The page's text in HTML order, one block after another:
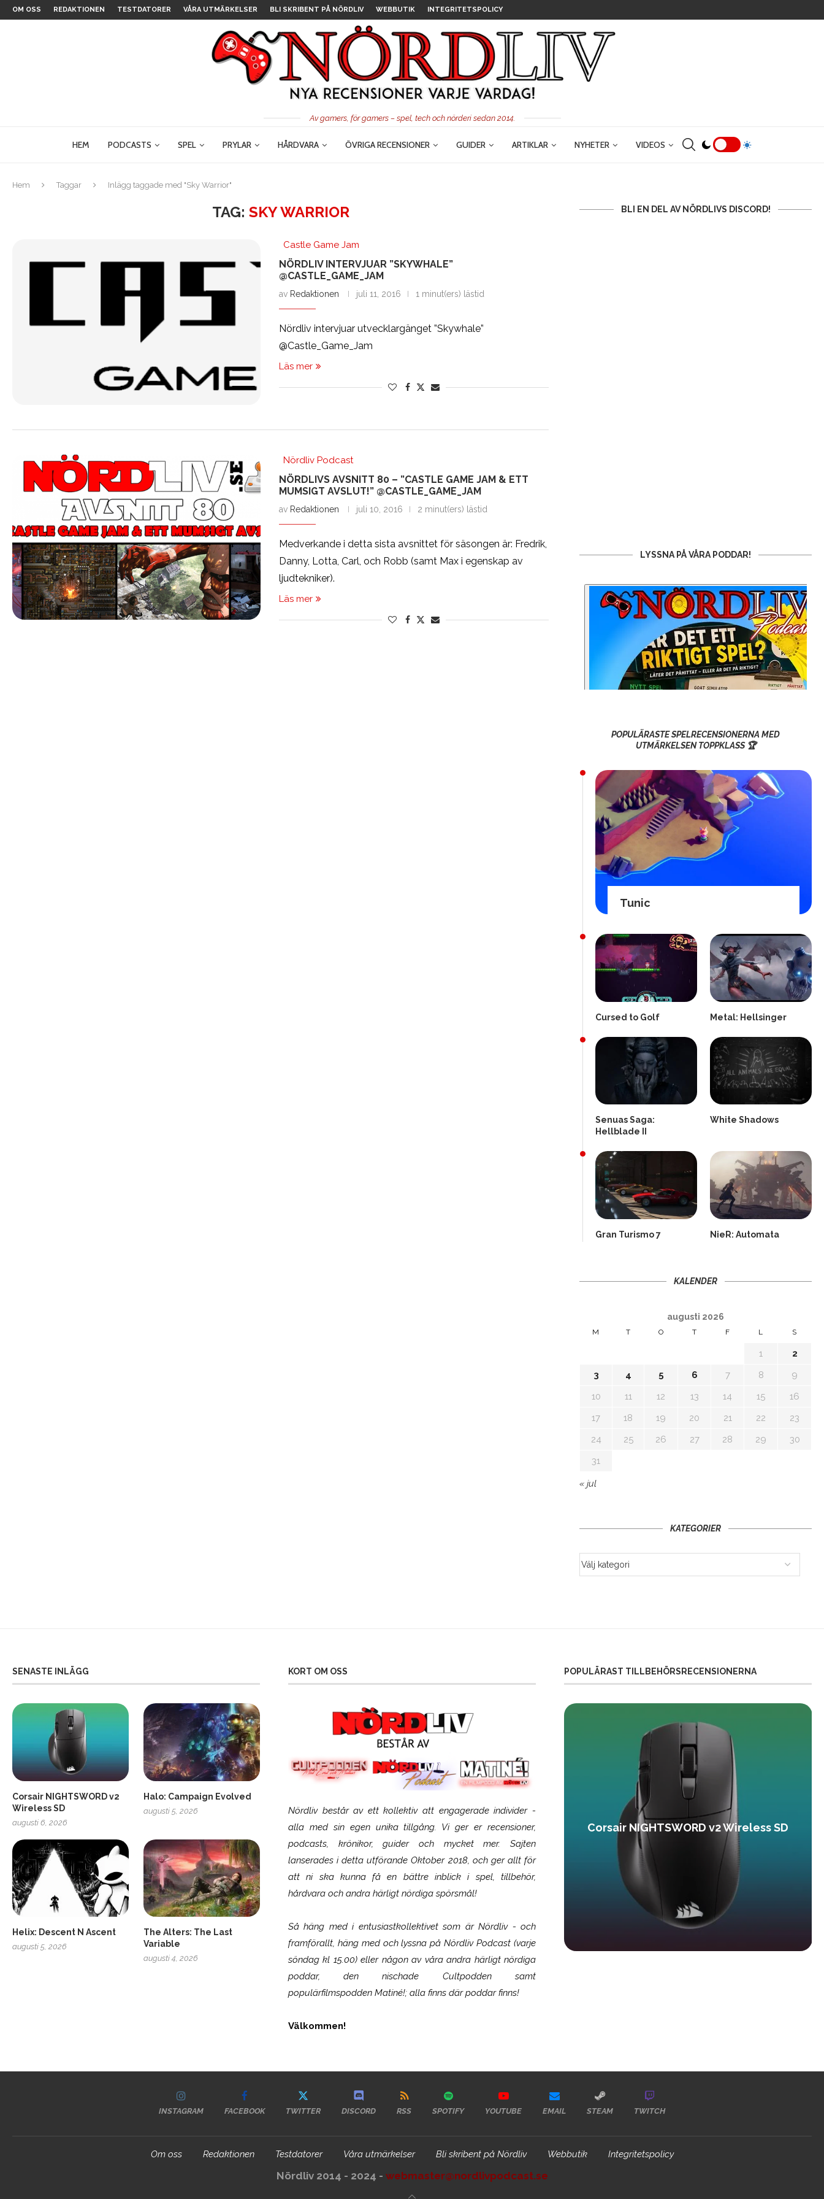
OM OSS REDAKTIONEN TESTDATORER VÅRA UTMÄRKELSER BLI SKRIBENT PÅ NÖRDLIV WEBBUTIK INTEGRITETSPOLICY
Av gamers, för gamers – spel, tech och nörderi sedan 2014.
HEM PODCASTS SPEL PRYLAR HÅRDVARA ÖVRIGA RECENSIONER GUIDER ARTIKLAR NYHETER VIDEOS
Hem Taggar Inlägg taggade med "Sky Warrior"
TAG: SKY WARRIOR
Castle Game Jam
NÖRDLIV INTERVJUAR ”SKYWHALE”
@CASTLE_GAME_JAM
av Redaktionen juli 11, 2016 1 minut(ers) lästid
Nördliv intervjuar utvecklargänget ”Skywhale”
@Castle_Game_Jam
Läs mer
Nördliv Podcast
NÖRDLIVS AVSNITT 80 – ”CASTLE GAME JAM & ETT
MUMSIGT AVSLUT!” @CASTLE_GAME_JAM
av Redaktionen juli 10, 2016 2 minut(ers) lästid
Medverkande i detta sista avsnittet för säsongen är: Fredrik,
Danny, Lotta, Carl, och Robb (samt Max i egenskap av
ljudtekniker).
Läs mer
BLI EN DEL AV NÖRDLIVS DISCORD!
LYSSNA PÅ VÅRA PODDAR!
POPULÄRASTE SPELRECENSIONERNA MED
UTMÄRKELSEN TOPPKLASS 🏆
Tunic
Cursed to Golf Metal: Hellsinger
Senuas Saga:
Hellblade II
White Shadows
Gran Turismo 7 NieR: Automata
KALENDER
augusti 2026
M T O T F L S
1
2
3
4 5 6 7 8
9
10
11 12 13 14 15
16
17
18 19 20 21 22
23
24
25 26 27 28 29
30
31
« jul
KATEGORIER
SENASTE INLÄGG
Corsair NIGHTSWORD v2
Wireless SD
augusti 6, 2026
Halo: Campaign Evolved
augusti 5, 2026
Helix: Descent N Ascent
augusti 5, 2026
The Alters: The Last
Variable
augusti 4, 2026
KORT OM OSS
Nördliv består av ett kollektiv att engagerade individer -
alla med sin egen unika tillgång. Vi ger er recensioner,
podcasts, krönikor, guider och mycket mer. Sajten
lanserades i detta utförande Oktober 2018, och ger allt för
att ni ska kunna få en bättre inblick i spel, tillbehör,
hårdvara och andra härligt nördiga spörsmål!
Så häng med i entusiastkollektivet som ärNördliv- och
framförallt, häng med och lyssna på Nördliv Podcast (varje
söndag kl 15.00) eller någon av våra andra härligt nördiga
poddar, den nischade Cultpodden samt
populärfilmspodden Matiné!; alla finns där poddar finns!
Välkommen!
POPULÄRAST TILLBEHÖRSRECENSIONERNA
SCUF Gaming Omega Corsair NIGHTSWORD v2 Wireless SD
INSTAGRAM FACEBOOK TWITTER DISCORD RSS SPOTIFY YOUTUBE EMAIL STEAM TWITCH
Om oss Redaktionen Testdatorer Våra utmärkelser Bli skribent på Nördliv Webbutik Integritetspolicy
Nördliv 2014 - 2024 - webmaster@nordlivpodcast.se